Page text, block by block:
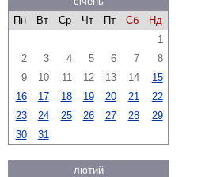
Пн
Вт Ср Чт Пт Сб
Нд
1
2
3 4 5 6 7
8
9
10 11 12 13 14
15
16
17 18 19 20 21
22
23
24 25 26 27 28
29
30
31
лютий